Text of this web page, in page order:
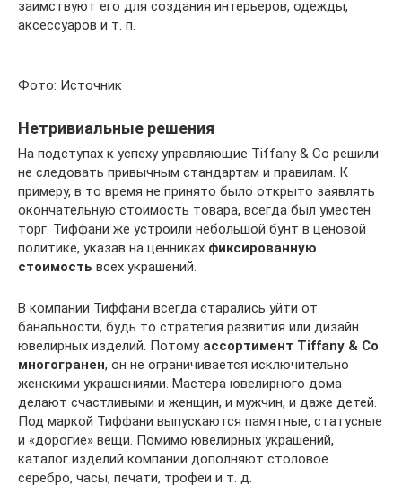
заимствуют его для создания интерьеров, одежды,
аксессуаров и т. п.
Фото: Источник
Нетривиальные решения
На подступах к успеху управляющие Tiffany & Co решили
не следовать привычным стандартам и правилам. К
примеру, в то время не принято было открыто заявлять
окончательную стоимость товара, всегда был уместен
торг. Тиффани же устроили небольшой бунт в ценовой
политике, указав на ценниках фиксированную
стоимость всех украшений.
В компании Тиффани всегда старались уйти от
банальности, будь то стратегия развития или дизайн
ювелирных изделий. Потому ассортимент Tiffany & Co
многогранен, он не ограничивается исключительно
женскими украшениями. Мастера ювелирного дома
делают счастливыми и женщин, и мужчин, и даже детей.
Под маркой Тиффани выпускаются памятные, статусные
и «дорогие» вещи. Помимо ювелирных украшений,
каталог изделий компании дополняют столовое
серебро, часы, печати, трофеи и т. д.